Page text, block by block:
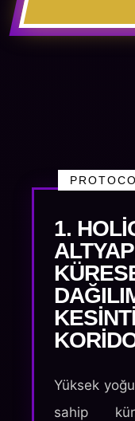
1.
Yüksek
sahip